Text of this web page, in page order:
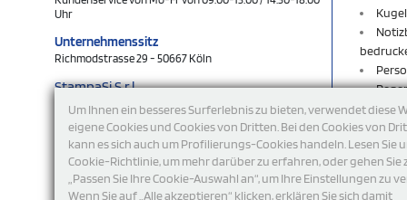
Um Ihnen ein besseres Surferlebnis zu bieten, verwendet diese
eigene Cookies und Cookies von Dritten. Bei den Cookies von
kann es sich auch um Profilierungs-Cookies handeln. Lesen Sie
Cookie-Richtlinie, um mehr darüber zu erfahren, oder gehen Sie
„Passen Sie Ihre Cookie-Auswahl an“, um Ihre Einstellungen zu
Wenn Sie auf „Alle akzeptieren“ klicken, erklären Sie sich damit
Uhr
Unternehmenssitz
Richmodstrasse 29 - 50667 Köln
StampaSi S.r.l.
folgen Sie uns